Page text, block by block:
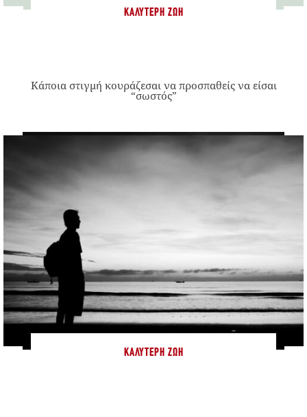
ΚΑΛΎΤΕΡΗ ΖΩΉ
Κάποια στιγμή κουράζεσαι να προσπαθείς να είσαι
“σωστός”
ΚΑΛΎΤΕΡΗ ΖΩΉ